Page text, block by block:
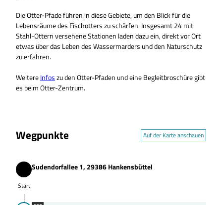
Die Otter-Pfade führen in die­se Gebiete, um den Blick für die
Lebensräume des Fischotters zu schärfen. Ins­ge­samt 24 mit
Stahl-Ottern versehene Stationen laden dazu ein, direkt vor Ort
etwas über das Leben des Wassermarders und den Naturschutz
zu erfahren.
WeitereInfoszu den Otter-Pfaden und eine Begleitbroschüre gibt
es beim Otter-Zentrum.
Wegpunkte Auf der Karte anschauen
Start
Start
Sudendorfallee 1, 29386 Hankensbüttel